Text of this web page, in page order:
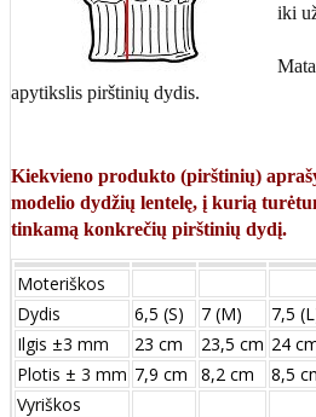
iki
apytikslis pirštinių dydis.
Kiekvieno produkto (pirštinių)
modelio dydžių lentelę, į kurią
tinkamą konkrečių pirštinių dydį.
Moteriškos
Dydis
6,5 (S) 7 (M) 7,5
Ilgis ±3 mm
23 cm 23,5 cm 24
Plotis ± 3 mm 7,9 cm 8,2 cm 8,5
Vyriškos